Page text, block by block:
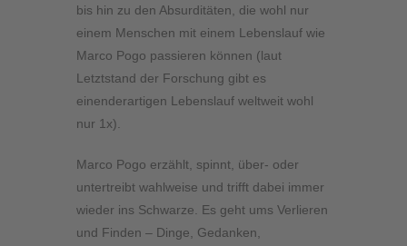
bis hin zu den Absurditäten, die wohl nur
einem Menschen mit einem Lebenslauf wie
Marco Pogo passieren können (laut
Letztstand der Forschung gibt es
einenderartigen Lebenslauf weltweit wohl
nur 1x).
Marco Pogo erzählt, spinnt, über- oder
untertreibt wahlweise und trifft dabei immer
wieder ins Schwarze. Es geht ums Verlieren
und Finden – Dinge, Gedanken,